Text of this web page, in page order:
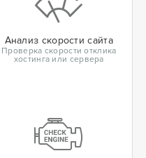
Анализ скорости сайта
Проверка скорости отклика
хостинга или сервера